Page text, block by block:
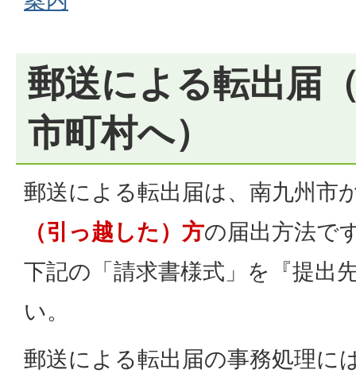
郵送による転出届
市町村へ）
郵送による転出届は、南九州市
（引っ越した）方の届出方法で
下記の「請求書様式」を『提出
い。
郵送による転出届の事務処理に